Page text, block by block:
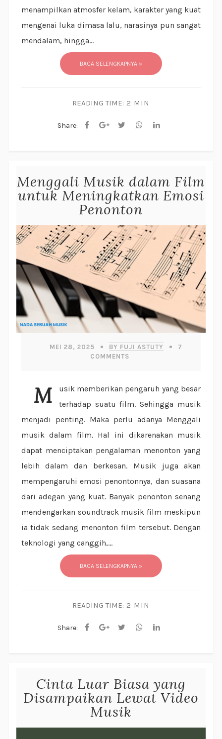
menampilkan atmosfer kelam, karakter yang kuat
mengenai luka dimasa lalu, narasinya pun sangat
mendalam, hingga...
BACA SELENGKAPNYA »
READING TIME: 2 MIN
Share:
Menggali Musik dalam Film
untuk Meningkatkan Emosi
Penonton
MEI 28, 2025 BY FUJI ASTUTY
7
COMMENTS
Musik memberikan pengaruh yang besar
terhadap suatu film. Sehingga musik
menjadi penting. Maka perlu adanya Menggali
musik dalam film. Hal ini dikarenakan musik
dapat menciptakan pengalaman menonton yang
lebih dalam dan berkesan. Musik juga akan
mempengaruhi emosi penontonnya, dan suasana
dari adegan yang kuat. Banyak penonton senang
mendengarkan soundtrack musik film meskipun
ia tidak sedang menonton film tersebut. Dengan
teknologi yang canggih,...
BACA SELENGKAPNYA »
READING TIME: 2 MIN
Share:
Cinta Luar Biasa yang
Disampaikan Lewat Video
Musik